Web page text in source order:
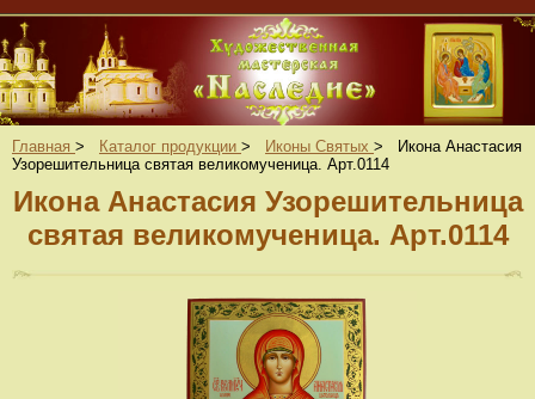
Главная > Каталог продукции > Иконы Святых >
Икона Анастасия
Узорешительница святая великомученица. Арт.0114
Икона Анастасия Узорешительница
святая великомученица. Арт.0114